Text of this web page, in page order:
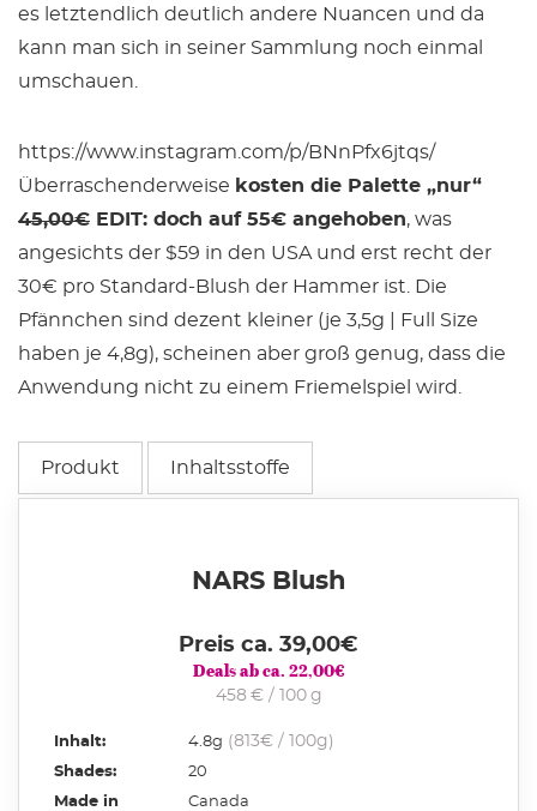
es letztendlich deutlich andere Nuancen und da
kann man sich in seiner Sammlung noch einmal
umschauen.
https://www.instagram.com/p/BNnPfx6jtqs/
Überraschenderweise kosten die Palette „nur“
45,00€ EDIT: doch auf 55€ angehoben, was
angesichts der $59 in den USA und erst recht der
30€ pro Standard-Blush der Hammer ist. Die
Pfännchen sind dezent kleiner (je 3,5g | Full Size
haben je 4,8g), scheinen aber groß genug, dass die
Anwendung nicht zu einem Friemelspiel wird.
Produkt Inhaltsstoffe
NARS Blush
Preis ca. 39,00€
Deals ab ca. 22,00€
458 € / 100 g
Inhalt: 4.8g (813€ / 100g)
Shades:
20
Made in
Canada